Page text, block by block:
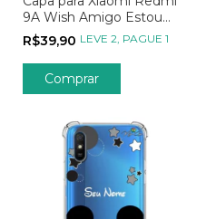
9A Wish Amigo Estou
Aqui
R$39,90 LEVE 2, PAGUE 1
Comprar